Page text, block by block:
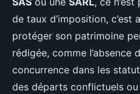
de taux d’imposition, c’est
protéger son patrimoine
rédigée, comme l’absence
concurrence dans les
des départs conflictuels